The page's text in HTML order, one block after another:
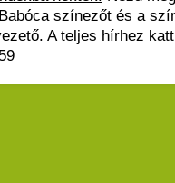
színezőt és a
A teljes hírhez